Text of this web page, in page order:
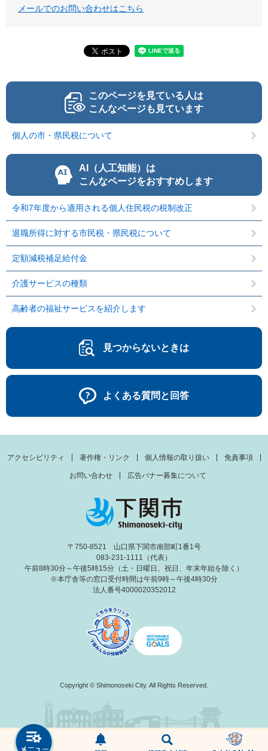
メールでのお問い合わせはこちら
このページを見ている人は
こんなページも見ています
個人の市・県民税について
AI（人工知能）は
こんなページをおすすめします
令和7年度から適用される個人住民税の税制改正
退職所得に対する市民税・県民税について
定額減税補足給付金
介護サービスの種類
高齢者の福祉サービスを紹介します
見つからないときは
よくある質問と回答
アクセシビリティ 著作権・リンク 個人情報の取り扱い 免責事項
お問い合わせ 広告バナー募集について
〒750-8521 山口県下関市南部町1番1号
083-231-1111（代表）
午前8時30分～午後5時15分（土・日曜日、祝日、年末年始を除く）
※本庁舎等の窓口受付時間は午前9時～午後4時30分
法人番号4000020352012
Copyright © Shimonoseki City. All Rights Reserved.